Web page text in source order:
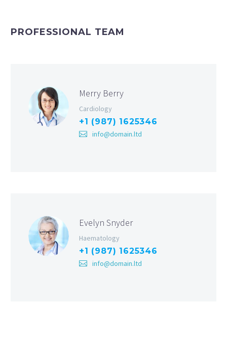
PROFESSIONAL TEAM
Merry Berry
Cardiology
+1 (987) 1625346
info@domain.ltd
Evelyn Snyder
Haematology
+1 (987) 1625346
info@domain.ltd